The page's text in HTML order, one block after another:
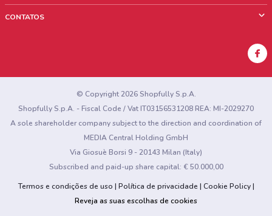
Trabalhe conosco
Informações comerciais
CONTATOS
Encontrou algum problema no site ou no aplicativo?
© Copyright 2026 Shopfully S.p.A.
Shopfully S.p.A. - Fiscal Code / Vat IT03156531208 REA: MI-2029270
A sole shareholder company subject to the direction and coordination of
MEDIA Central Holding GmbH
Via Giosuè Borsi 9 - 20143 Milan (Italy)
Subscribed and paid-up share capital: € 50.000,00
Termos e condições de uso
Política de privacidade
Cookie Policy
Reveja as suas escolhas de cookies